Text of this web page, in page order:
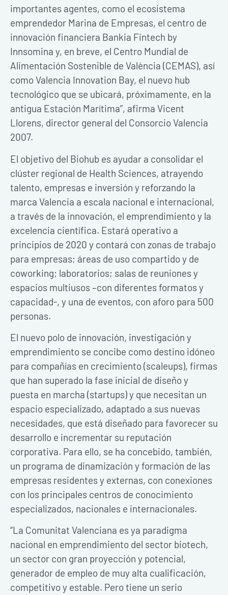
importantes agentes, como el ecosistema
emprendedor Marina de Empresas, el centro de
innovación financiera Bankia Fintech by
Innsomina y, en breve, el Centro Mundial de
Alimentación Sostenible de València (CEMAS), así
como Valencia Innovation Bay, el nuevo hub
tecnológico que se ubicará, próximamente, en la
antigua Estación Marítima”, afirma Vicent
Llorens, director general del Consorcio Valencia
2007.
El objetivo del Biohub es ayudar a consolidar el
clúster regional de Health Sciences, atrayendo
talento, empresas e inversión y reforzando la
marca Valencia a escala nacional e internacional,
a través de la innovación, el emprendimiento y la
excelencia científica. Estará operativo a
principios de 2020 y contará con zonas de trabajo
para empresas; áreas de uso compartido y de
coworking; laboratorios; salas de reuniones y
espacios multiusos –con diferentes formatos y
capacidad-, y una de eventos, con aforo para 500
personas.
El nuevo polo de innovación, investigación y
emprendimiento se concibe como destino idóneo
para compañías en crecimiento (scaleups), firmas
que han superado la fase inicial de diseño y
puesta en marcha (startups) y que necesitan un
espacio especializado, adaptado a sus nuevas
necesidades, que está diseñado para favorecer su
desarrollo e incrementar su reputación
corporativa. Para ello, se ha concebido, también,
un programa de dinamización y formación de las
empresas residentes y externas, con conexiones
con los principales centros de conocimiento
especializados, nacionales e internacionales.
“La Comunitat Valenciana es ya paradigma
nacional en emprendimiento del sector biotech,
un sector con gran proyección y potencial,
generador de empleo de muy alta cualificación,
competitivo y estable. Pero tiene un serio